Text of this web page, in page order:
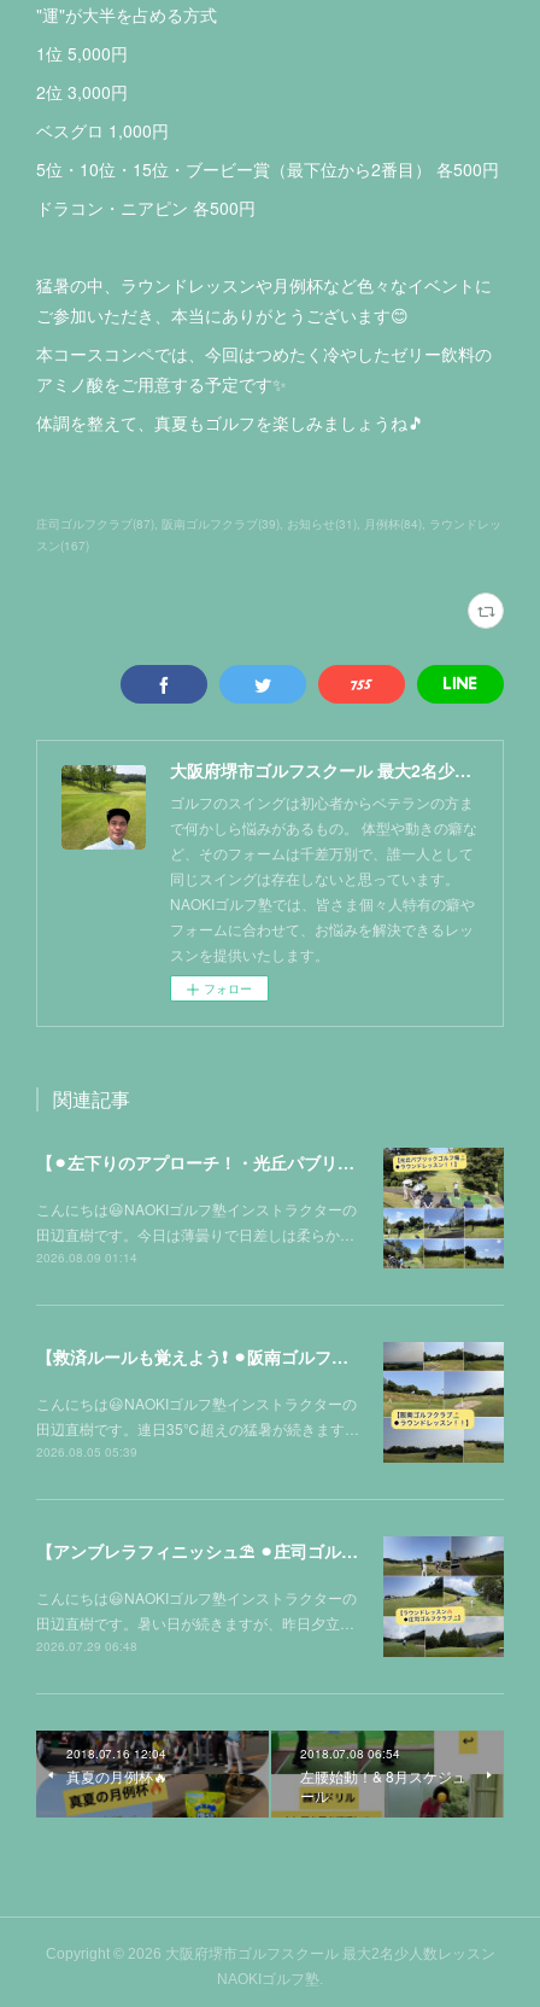
"運"が大半を占める方式
1位 5,000円
2位 3,000円
ベスグロ 1,000円
5位・10位・15位・ブービー賞（最下位から2番目） 各500円
ドラコン・ニアピン 各500円
猛暑の中、ラウンドレッスンや月例杯など色々なイベントに
ご参加いただき、本当にありがとうございます😊
本コースコンペでは、今回はつめたく冷やしたゼリー飲料の
アミノ酸をご用意する予定です✨
体調を整えて、真夏もゴルフを楽しみましょうね🎵
庄司ゴルフクラブ(87) 阪南ゴルフクラブ(39) お知らせ(31) 月例杯(84) ラウンドレッ
スン(167)
大阪府堺市ゴルフスクール 最大2名少人数レッスン NAOKIゴルフ塾
ゴルフのスイングは初心者からベテランの方ま
で何かしら悩みがあるもの。 体型や動きの癖な
ど、そのフォームは千差万別で、誰一人として
同じスイングは存在しないと思っています。
NAOKIゴルフ塾では、皆さま個々人特有の癖や
フォームに合わせて、お悩みを解決できるレッ
スンを提供いたします。
フォロー
関連記事
【⚫︎左下りのアプローチ！・光丘パブリックゴルフ場⛳️】
こんにちは😃NAOKIゴルフ塾インストラクターの
田辺直樹です。今日は薄曇りで日差しは柔らか…
2026.08.09 01:14
【救済ルールも覚えよう❗️ ⚫︎阪南ゴルフクラブ⛳️】
こんにちは😃NAOKIゴルフ塾インストラクターの
田辺直樹です。連日35℃超えの猛暑が続きます…
2026.08.05 05:39
【アンブレラフィニッシュ⛱️ ⚫︎庄司ゴルフクラブ⛳️】
こんにちは😃NAOKIゴルフ塾インストラクターの
田辺直樹です。暑い日が続きますが、昨日夕立…
2026.07.29 06:48
2018.07.16 12:04
真夏の月例杯🔥
2018.07.08 06:54
左腰始動！& 8月スケジュ
ール
Copyright © 2026 大阪府堺市ゴルフスクール 最大2名少人数レッスン
NAOKIゴルフ塾.